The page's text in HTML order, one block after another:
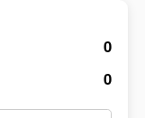
0
0